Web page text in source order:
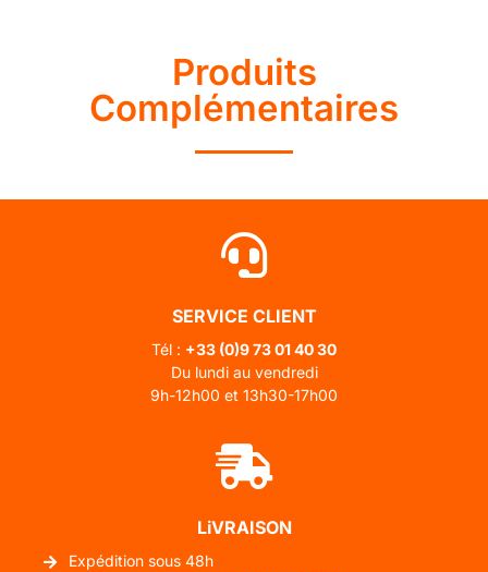
Produits
Complémentaires
SERVICE CLIENT
Tél : +33 (0)9 73 01 40 30
Du lundi au vendredi
9h-12h00 et 13h30-17h00
LiVRAISON
Expédition sous 48h